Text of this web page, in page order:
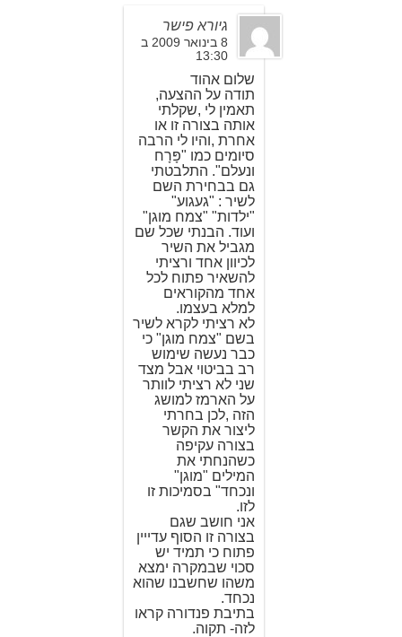
גיורא פישר
8 בינואר 2009 ב
13:30
שלום אהוד
תודה על ההצעה,
תאמין לי ,שקלתי
אותה בצורה זו או
אחרת ,והיו לי הרבה
סיומים כמו "פָּרָח
ונעלם". התלבטתי
גם בבחירת השם
לשיר : "געגוע"
"ילדות" "צמח מוגן"
ועוד. הבנתי שכל שם
מגביל את השיר
לכיוון אחד ורציתי
להשאיר פתוח לכל
אחד מהקוראים
למלא בעצמו.
לא רציתי לקרא לשיר
בשם "צמח מוגן" כי
כבר נעשה שימוש
רב בביטוי אבל מצד
שני לא רציתי לוותר
על הארמז למושג
הזה ,לכן בחרתי
ליצור את הקשר
בצורה עקיפה
כשהנחתי את
המילים "מוגן"
ונכחד" בסמיכות זו
לזו.
אני חושב שגם
בצורה זו הסוף עדייין
פתוח כי תמיד יש
סכוי שבמקרה ימצא
משהו שחשבנו שהוא
נכחד.
בתיבת פנדורה קראו
לזה- תקוה.